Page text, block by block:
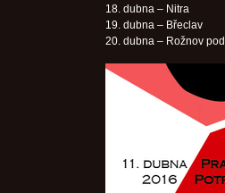
18. dubna – Nitra
19. dubna – Břeclav
20. dubna – Rožnov